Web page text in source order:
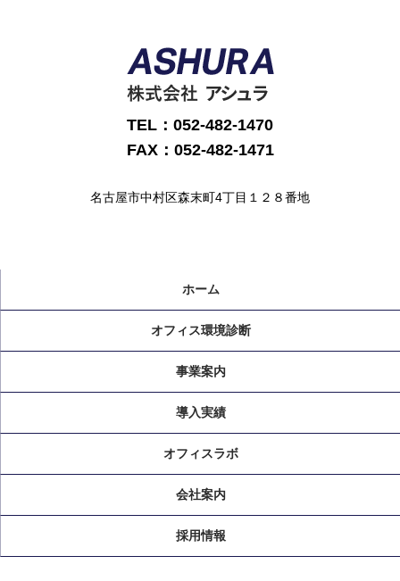
TEL：052-482-1470
FAX：052-482-1471
名古屋市中村区森末町4丁目１２８番地
ホーム
オフィス環境診断
事業案内
導入実績
オフィスラボ
会社案内
採用情報